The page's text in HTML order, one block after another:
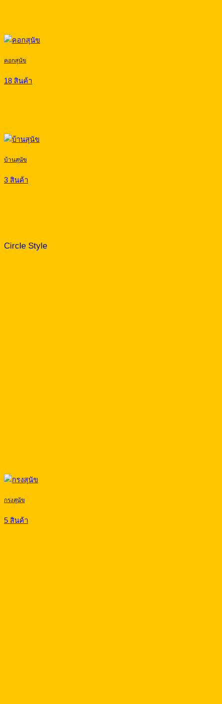
คอกสุนัข
18 สินค้า
บ้านสุนัข
3 สินค้า
Circle Style
กรงสุนัข
5 สินค้า